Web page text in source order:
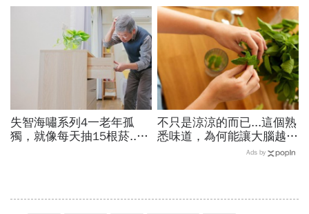
45％風險
失智海嘯系列4一老年孤
獨，就像每天抽15根菸...
不只是涼涼的而已...這個熟
悉味道，為何能讓大腦越聞
越靈光？醫師：每天幾分
Ads by